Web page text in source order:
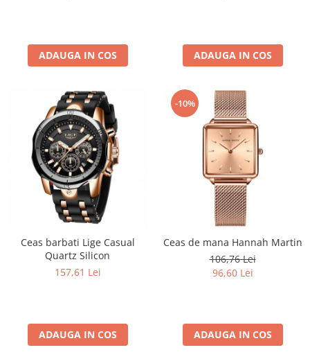
ADAUGA IN COS ADAUGA IN COS
Ceas barbati Lige Casual
Quartz Silicon
157,61 Lei
ADAUGA IN COS
-10%
Ceas de mana Hannah Martin
106,76 Lei
96,60 Lei
ADAUGA IN COS